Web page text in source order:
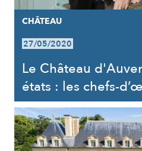
CHÂTEAU
27/05/2020
Le Château
états : les chefs-